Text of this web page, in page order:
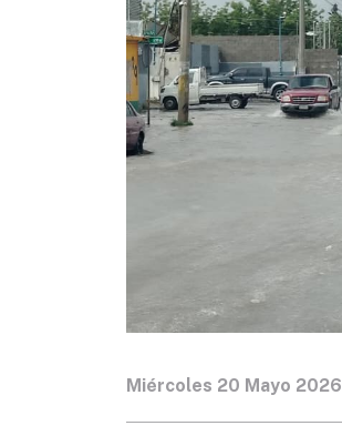
Miércoles 20 Mayo 2026